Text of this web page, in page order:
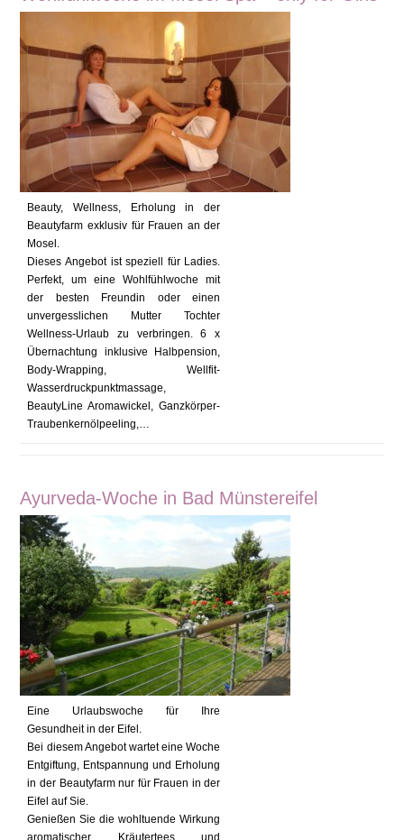
Beauty, Wellness, Erholung in der
Beautyfarm exklusiv für Frauen an der
Mosel.
Dieses Angebot ist speziell für Ladies.
Perfekt, um eine Wohlfühlwoche mit
der besten Freundin oder einen
unvergesslichen Mutter Tochter
Wellness-Urlaub zu verbringen. 6 x
Übernachtung inklusive Halbpension,
Body-Wrapping, Wellfit-
Wasserdruckpunktmassage,
BeautyLine Aromawickel, Ganzkörper-
Traubenkernölpeeling,…
Ayurveda-Woche in Bad Münstereifel
Eine Urlaubswoche für Ihre
Gesundheit in der Eifel.
Bei diesem Angebot wartet eine Woche
Entgiftung, Entspannung und Erholung
in der Beautyfarm nur für Frauen in der
Eifel auf Sie.
Genießen Sie die wohltuende Wirkung
aromatischer Kräutertees und